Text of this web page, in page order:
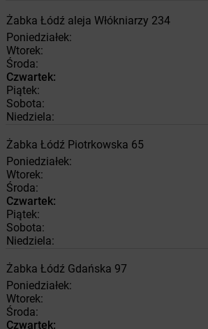
Żabka Łódź aleja Włókniarzy 234
Poniedziałek:
Wtorek:
Środa:
Czwartek:
Piątek:
Sobota:
Niedziela:
Żabka Łódź Piotrkowska 65
Poniedziałek:
Wtorek:
Środa:
Czwartek:
Piątek:
Sobota:
Niedziela:
Żabka Łódź Gdańska 97
Poniedziałek:
Wtorek:
Środa:
Czwartek: